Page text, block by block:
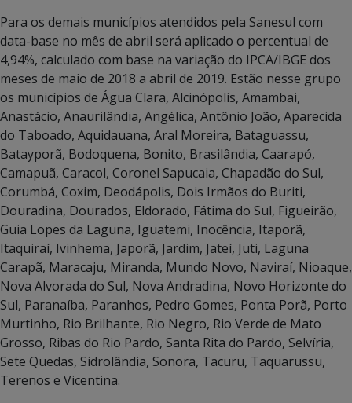
Para os demais municípios atendidos pela Sanesul com
data-base no mês de abril será aplicado o percentual de
4,94%, calculado com base na variação do IPCA/IBGE dos
meses de maio de 2018 a abril de 2019. Estão nesse grupo
os municípios de Água Clara, Alcinópolis, Amambai,
Anastácio, Anaurilândia, Angélica, Antônio João, Aparecida
do Taboado, Aquidauana, Aral Moreira, Bataguassu,
Batayporã, Bodoquena, Bonito, Brasilândia, Caarapó,
Camapuã, Caracol, Coronel Sapucaia, Chapadão do Sul,
Corumbá, Coxim, Deodápolis, Dois Irmãos do Buriti,
Douradina, Dourados, Eldorado, Fátima do Sul, Figueirão,
Guia Lopes da Laguna, Iguatemi, Inocência, Itaporã,
Itaquiraí, Ivinhema, Japorã, Jardim, Jateí, Juti, Laguna
Carapã, Maracaju, Miranda, Mundo Novo, Naviraí, Nioaque,
Nova Alvorada do Sul, Nova Andradina, Novo Horizonte do
Sul, Paranaíba, Paranhos, Pedro Gomes, Ponta Porã, Porto
Murtinho, Rio Brilhante, Rio Negro, Rio Verde de Mato
Grosso, Ribas do Rio Pardo, Santa Rita do Pardo, Selvíria,
Sete Quedas, Sidrolândia, Sonora, Tacuru, Taquarussu,
Terenos e Vicentina.